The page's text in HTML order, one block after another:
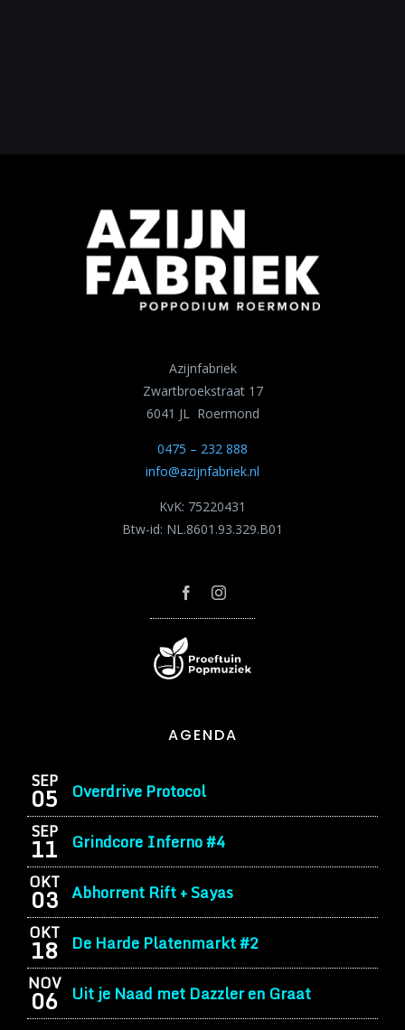
AGENDA
SEP
05 Overdrive Protocol
SEP
11 Grindcore Inferno #4
OKT
03 Abhorrent Rift + Sayas
OKT
18 De Harde Platenmarkt #2
NOV
06 Uit je Naad met Dazzler en Graat
Azijnfabriek
Zwartbroekstraat 17
6041 JL Roermond
0475 – 232 888
info@azijnfabriek.nl
KvK: 75220431
Btw-id: NL.8601.93.329.B01